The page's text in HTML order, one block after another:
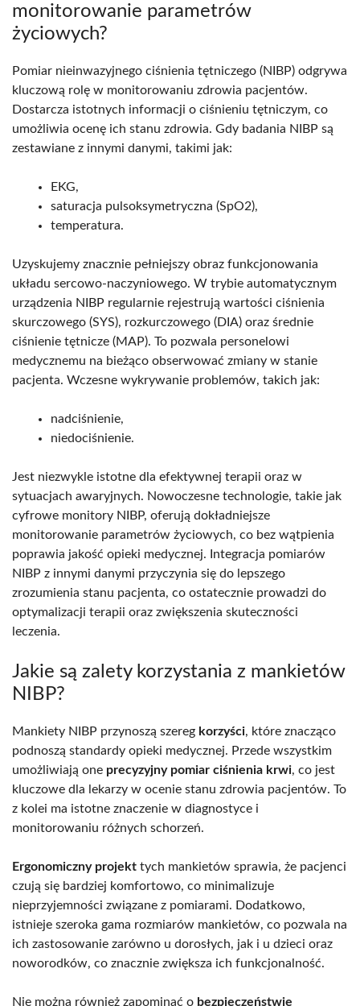
monitorowanie parametrów
życiowych?
Pomiar nieinwazyjnego ciśnienia tętniczego (NIBP) odgrywa
kluczową rolę w monitorowaniu zdrowia pacjentów.
Dostarcza istotnych informacji o ciśnieniu tętniczym, co
umożliwia ocenę ich stanu zdrowia. Gdy badania NIBP są
zestawiane z innymi danymi, takimi jak:
EKG,
saturacja pulsoksymetryczna (SpO2),
temperatura.
Uzyskujemy znacznie pełniejszy obraz funkcjonowania
układu sercowo-naczyniowego. W trybie automatycznym
urządzenia NIBP regularnie rejestrują wartości ciśnienia
skurczowego (SYS), rozkurczowego (DIA) oraz średnie
ciśnienie tętnicze (MAP). To pozwala personelowi
medycznemu na bieżąco obserwować zmiany w stanie
pacjenta. Wczesne wykrywanie problemów, takich jak:
nadciśnienie,
niedociśnienie.
Jest niezwykle istotne dla efektywnej terapii oraz w
sytuacjach awaryjnych. Nowoczesne technologie, takie jak
cyfrowe monitory NIBP, oferują dokładniejsze
monitorowanie parametrów życiowych, co bez wątpienia
poprawia jakość opieki medycznej. Integracja pomiarów
NIBP z innymi danymi przyczynia się do lepszego
zrozumienia stanu pacjenta, co ostatecznie prowadzi do
optymalizacji terapii oraz zwiększenia skuteczności
leczenia.
Jakie są zalety korzystania z mankietów
NIBP?
Mankiety NIBP przynoszą szereg korzyści, które znacząco
podnoszą standardy opieki medycznej. Przede wszystkim
umożliwiają one precyzyjny pomiar ciśnienia krwi, co jest
kluczowe dla lekarzy w ocenie stanu zdrowia pacjentów. To
z kolei ma istotne znaczenie w diagnostyce i
monitorowaniu różnych schorzeń.
Ergonomiczny projekt tych mankietów sprawia, że pacjenci
czują się bardziej komfortowo, co minimalizuje
nieprzyjemności związane z pomiarami. Dodatkowo,
istnieje szeroka gama rozmiarów mankietów, co pozwala na
ich zastosowanie zarówno u dorosłych, jak i u dzieci oraz
noworodków, co znacznie zwiększa ich funkcjonalność.
Nie można również zapominać o bezpieczeństwie